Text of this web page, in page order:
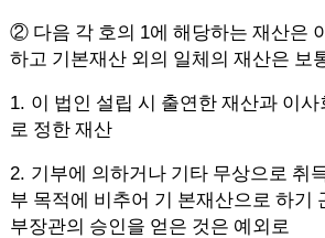
② 다음 각 호의 1에 해당하는 재산은
하고 기본재산 외의 일체의 재산은 보
1. 이 법인 설립 시 출연한 재산과 이
로 정한 재산
2. 기부에 의하거나 기타 무상으로 취
부 목적에 비추어 기 본재산으로 하기
부장관의 승인을 얻은 것은 예외로